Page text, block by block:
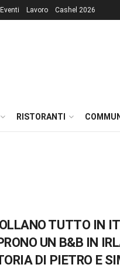
Eventi Lavoro Cashel 2026
RISTORANTI
TUTTO IN
UN B&B IN
DI PIETRO E